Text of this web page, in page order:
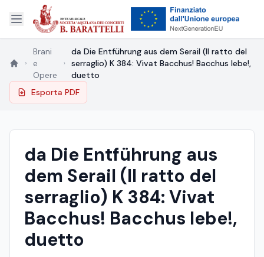
Brani
e
Opere
da Die Entführung aus dem Serail (Il ratto del
serraglio) K 384: Vivat Bacchus! Bacchus lebe!,
duetto
Esporta PDF
da Die Entführung aus
dem Serail (Il ratto del
serraglio) K 384: Vivat
Bacchus! Bacchus lebe!,
duetto